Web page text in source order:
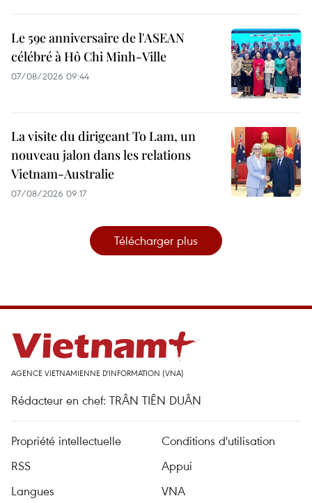
Le 59e anniversaire de l'ASEAN
célébré à Hô Chi Minh-Ville
07/08/2026 09:44
La visite du dirigeant To Lam, un
nouveau jalon dans les relations
Vietnam-Australie
07/08/2026 09:17
Télécharger plus
AGENCE VIETNAMIENNE D'INFORMATION (VNA)
Rédacteur en chef: TRÂN TIÊN DUÂN
Propriété intellectuelle
Conditions d'utilisation
RSS
Appui
Langues
VNA